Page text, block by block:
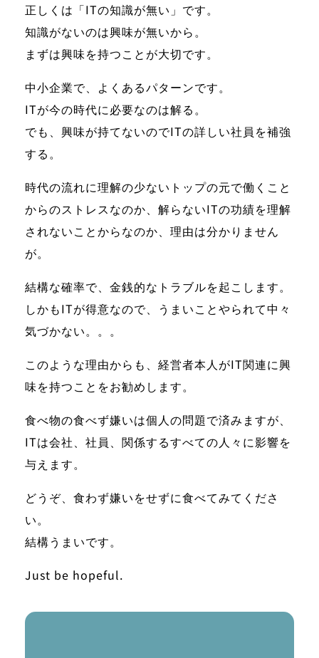
正しくは 「ITの知識が無い」 です。
知識がないのは興味が無いから。
まずは興味を持つことが大切です。
中小企業で、よくあるパターンです。
ITが今の時代に必要なのは解る。
でも、興味が持てないのでITの詳しい社員を補強
する。
時代の流れに理解の少ないトップの元で働くこと
からのストレスなのか、解らないITの功績を理解
されないことからなのか、理由は分かりません
が。
結構な確率で、金銭的なトラブルを起こします。
しかもITが得意なので、うまいことやられて中々
気づかない。。。
このような理由からも、経営者本人がIT関連に興
味を持つことをお勧めします。
食べ物の食べず嫌いは個人の問題で済みますが、
ITは会社、社員、関係するすべての人々に影響を
与えます。
どうぞ、食わず嫌いをせずに食べてみてくださ
い。
結構うまいです。
Just be hopeful.